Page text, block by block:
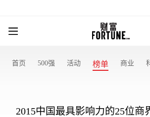
首页 500强 活动 榜单 商业
2015中国最具影响力的25位商